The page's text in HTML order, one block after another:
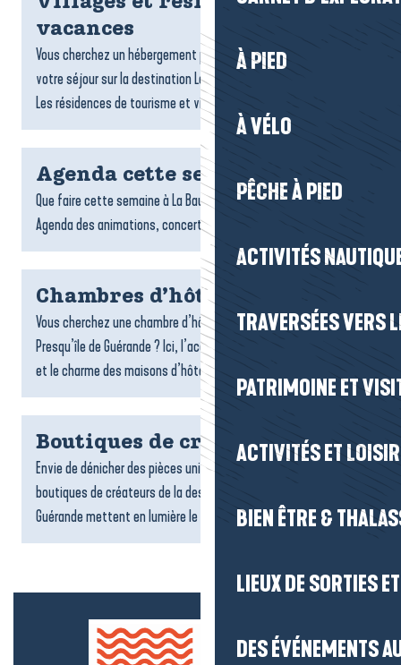
À PIED
À VÉLO
PÊCHE À PIED
ACTIVITÉS
TRAVERSÉES VERS
PATRIMOINE ET
ACTIVITÉS ET
BIEN ÊTRE &
LIEUX DE SORTIES
DES ÉVÉNEMENTS
vacances
Vous cherchez un hébergement pratique et confortable pour
votre séjour sur la destination La Baule-Presqu’île de Guérande ?
Les résidences de tourisme et villages vacances sont...
Agenda cette semaine
Que faire cette semaine à La Baule-Presqu’île de Guérande ?
Agenda des animations, concerts, expo et sorties.
Chambres d’hôtes
Vous cherchez une chambre d’hôtes sur la destination La Baule-
Presqu’île de Guérande ? Ici, l’accueil chaleureux, la convivialité
et le charme des maisons d’hôtes font toute la...
Boutiques de créateurs
Envie de dénicher des pièces uniques et originales ? Les
boutiques de créateurs de la destination La Baule-Presqu’île de
Guérande mettent en lumière le talent et l’originalité...